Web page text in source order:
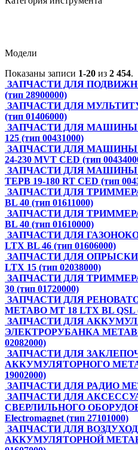
Модели
Показаны записи 1-20 из 2 454.
ЗАПЧАСТИ ДЛЯ
(тип 28900000)
ЗАПЧАСТИ ДЛЯ
(тип 01406000)
ЗАПЧАСТИ ДЛЯ МАШИНЫ
125 (тип 00431000)
ЗАПЧАСТИ ДЛЯ МАШИНЫ
24-230 MVT CED (тип
ЗАПЧАСТИ ДЛЯ МАШИНЫ
TEPB 19-180 RT CED (тип
ЗАПЧАСТИ ДЛЯ ТРИММЕРА
BL 40 (тип 01611000)
ЗАПЧАСТИ ДЛЯ ТРИММЕРА
BL 40 (тип 01610000)
ЗАПЧАСТИ ДЛЯ
LTX BL 46 (тип 01606000)
ЗАПЧАСТИ ДЛЯ
LTX 15 (тип 02038000)
ЗАПЧАСТИ ДЛЯ ТРИММЕРА
30 (тип 01720000)
ЗАПЧАСТИ ДЛЯ
METABO MT 18 LTX BL QSL
ЗАПЧАСТИ ДЛЯ
ЭЛЕКТРОРУБАНКА METABO
02082000)
ЗАПЧАСТИ ДЛЯ
АККУМУЛЯТОРНОГО
19002000)
ЗАПЧАСТИ ДЛЯ РАДИО
ЗАПЧАСТИ ДЛЯ
СВЕРЛИЛЬНОГО
Electromagnet (тип 27101000)
ЗАПЧАСТИ ДЛЯ
АККУМУЛЯТОРНОЙ